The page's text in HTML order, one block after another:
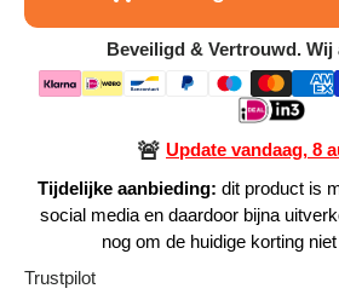
Alle collecties
Volg je bestelling
Beveiligd & Vertrouwd. Wij
🚨 Update vandaag, 8
Tijdelijke aanbieding: dit product is
social media en daardoor bijna
nog om de huidige korting
Trustpilot